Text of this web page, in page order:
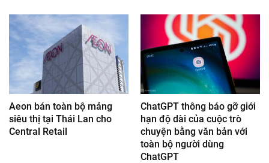
Aeon bán toàn bộ mảng
siêu thị tại Thái Lan cho
Central Retail
ChatGPT thông báo gỡ giới
hạn độ dài của cuộc trò
chuyện bằng văn bản với
toàn bộ người dùng
ChatGPT